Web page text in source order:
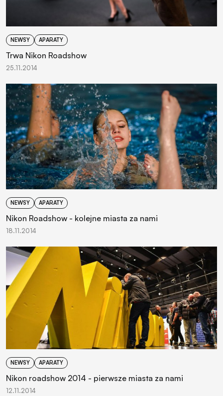
NEWSY APARATY
Trwa Nikon Roadshow
25.11.2014
NEWSY APARATY
Nikon Roadshow - kolejne miasta za nami
18.11.2014
NEWSY APARATY
Nikon roadshow 2014 - pierwsze miasta za nami
12.11.2014